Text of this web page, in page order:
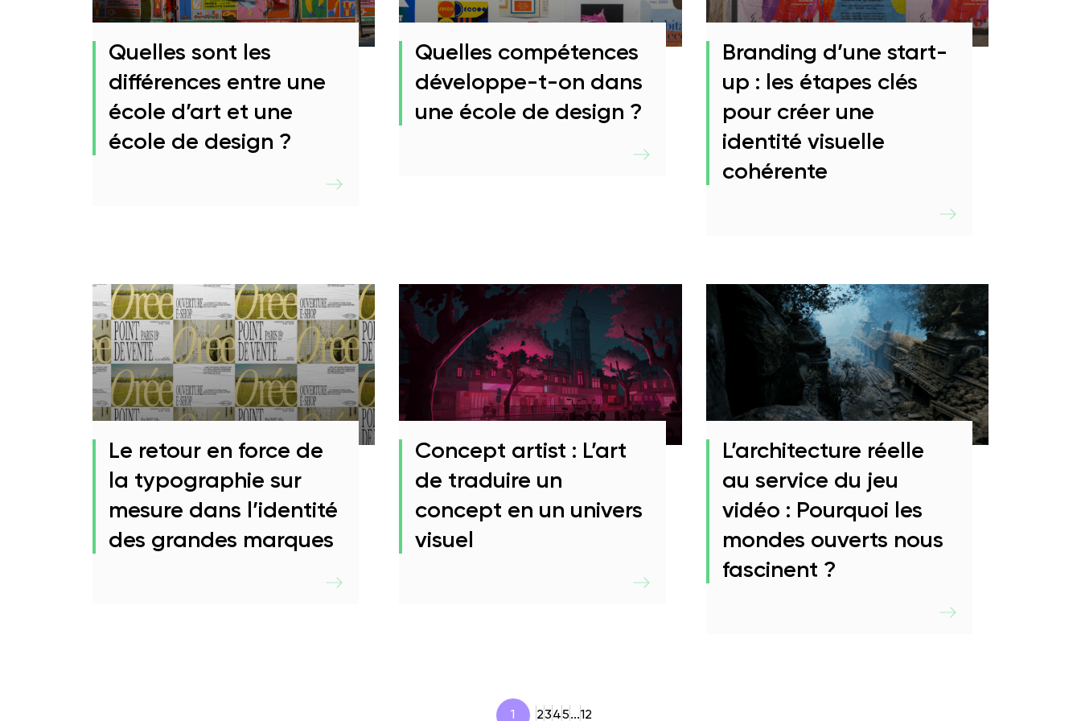
Quelles sont les
différences entre une
école d’art et une
école de design ?
Quelles compétences
développe-t-on dans
une école de design ?
Branding d’une start-
up : les étapes clés
pour créer une
identité visuelle
cohérente
Le retour en force de
la typographie sur
mesure dans l’identité
des grandes marques
Concept artist : L’art
de traduire un
concept en un univers
visuel
L’architecture réelle
au service du jeu
vidéo : Pourquoi les
mondes ouverts nous
fascinent ?
1 2345...12